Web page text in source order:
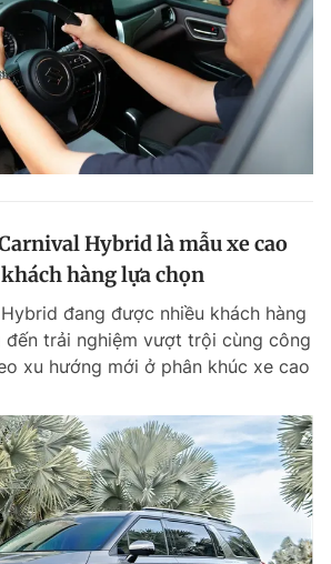
Magazine
Bạn cần biết
Liên hệ quảng cáo
điện thoại
Hybrid là mẫu xe cao
hàng lựa chọn
đang được nhiều khách hàng
đến trải nghiệm vượt trội cùng công
xu hướng mới ở phân khúc xe cao